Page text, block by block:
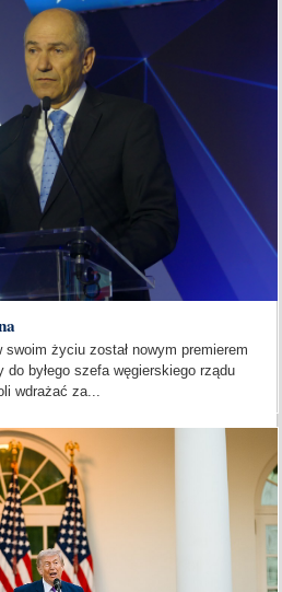
życiu został nowym premierem
do byłego szefa węgierskiego rządu
wdrażać za...